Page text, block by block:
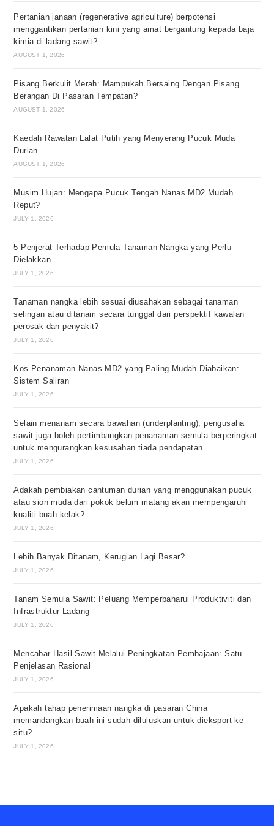
Pertanian janaan (regenerative agriculture) berpotensi
menggantikan pertanian kini yang amat bergantung kepada baja
kimia di ladang sawit?
AUGUST 1, 2026
Pisang Berkulit Merah: Mampukah Bersaing Dengan Pisang
Berangan Di Pasaran Tempatan?
AUGUST 1, 2026
Kaedah Rawatan Lalat Putih yang Menyerang Pucuk Muda
Durian
AUGUST 1, 2026
Musim Hujan: Mengapa Pucuk Tengah Nanas MD2 Mudah
Reput?
JULY 1, 2026
5 Penjerat Terhadap Pemula Tanaman Nangka yang Perlu
Dielakkan
JULY 1, 2026
Tanaman nangka lebih sesuai diusahakan sebagai tanaman
selingan atau ditanam secara tunggal dari perspektif kawalan
perosak dan penyakit?
JULY 1, 2026
Kos Penanaman Nanas MD2 yang Paling Mudah Diabaikan:
Sistem Saliran
JULY 1, 2026
Selain menanam secara bawahan (underplanting), pengusaha
sawit juga boleh pertimbangkan penanaman semula berperingkat
untuk mengurangkan kesusahan tiada pendapatan
JULY 1, 2026
Adakah pembiakan cantuman durian yang menggunakan pucuk
atau sion muda dari pokok belum matang akan mempengaruhi
kualiti buah kelak?
JULY 1, 2026
Lebih Banyak Ditanam, Kerugian Lagi Besar?
JULY 1, 2026
Tanam Semula Sawit: Peluang Memperbaharui Produktiviti dan
Infrastruktur Ladang
JULY 1, 2026
Mencabar Hasil Sawit Melalui Peningkatan Pembajaan: Satu
Penjelasan Rasional
JULY 1, 2026
Apakah tahap penerimaan nangka di pasaran China
memandangkan buah ini sudah diluluskan untuk dieksport ke
situ?
JULY 1, 2026